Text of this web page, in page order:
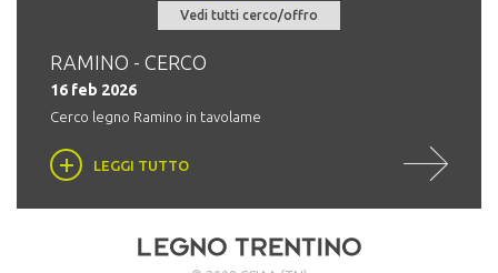
Vedi tutti cerco/offro
RAMINO - CERCO
16 feb 2026
Cerco legno Ramino in tavolame
LEGGI TUTTO